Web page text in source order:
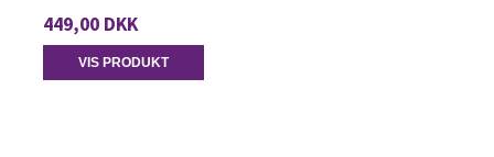
449,00 DKK
VIS PRODUKT